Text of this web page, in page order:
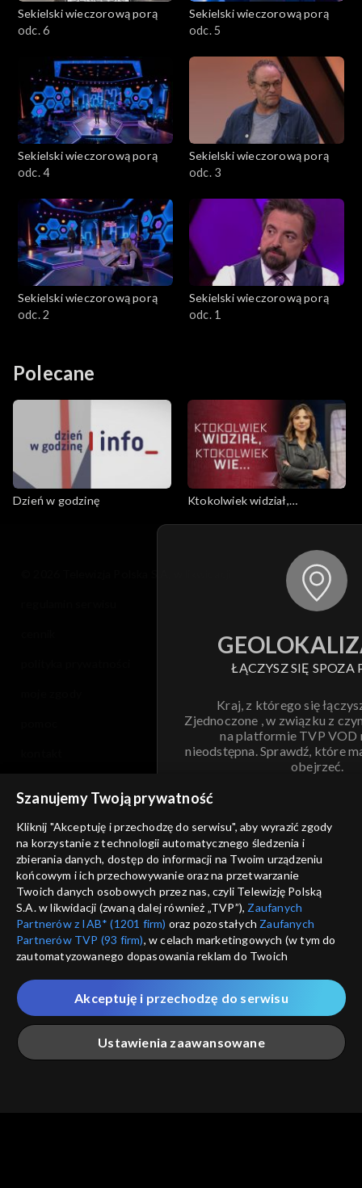
Sekielski wieczorową porą
odc. 6
Sekielski wieczorową porą
odc. 5
Sekielski wieczorową porą
odc. 4
Sekielski wieczorową porą
odc. 3
Sekielski wieczorową porą
odc. 2
Sekielski wieczorową porą
odc. 1
Polecane
Dzień w godzinę
Ktokolwiek widział,
ŁĄCZYSZ SIĘ SPOZA
Kraj, z którego się
Zjednoczone , w związku z
na platformie TVP VOD
nieodstępna. Sprawdź, które
obejrzeć.
ANULUJ
informacje o dostawcy usług
Szanujemy Twoją prywatność
Kliknij "Akceptuję i przechodzę do serwisu", aby wyrazić zgody
na korzystanie z technologii automatycznego śledzenia i
zbierania danych, dostęp do informacji na Twoim urządzeniu
końcowym i ich przechowywanie oraz na przetwarzanie
Twoich danych osobowych przez nas, czyli Telewizję Polską
S.A. w likwidacji (zwaną dalej również „TVP”), Zaufanych
Partnerów z IAB* (1201 firm) oraz pozostałych Zaufanych
Partnerów TVP (93 firm), w celach marketingowych (w tym do
zautomatyzowanego dopasowania reklam do Twoich
które wskazujemy poniżej, a także zgody na udostępnianie
przez nas identyfikatora PPID do Google.
Twoje dane osobowe zbierane podczas odwiedzania przez
Ciebie naszych
poszczególnych serwisówzwanych dalej
„Portalem”, w tym informacje zapisywane za pomocą
Ustawienia zaawansowane
Akceptuję i przechodzę do serwisu